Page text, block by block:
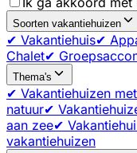
Soorten vakantiehuizen
✔ Vakantiehuis✔
Chalet✔
Thema's
✔ Vakantiehuizen
natuur✔
aan zee✔
vakantiehuizen